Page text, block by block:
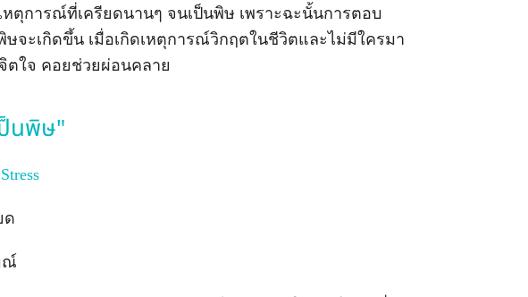
ตุการณ์ที่เครียดนานๆ จนเป็นพิษ เพราะฉะนั้นการตอบ
จะเกิดขึ้น เมื่อเกิดเหตุการณ์วิกฤตในชีวิตและไม่มีใครมา
ใจ คอยช่วยผ่อนคลาย
ป็นพิษ"
ด
ณ์